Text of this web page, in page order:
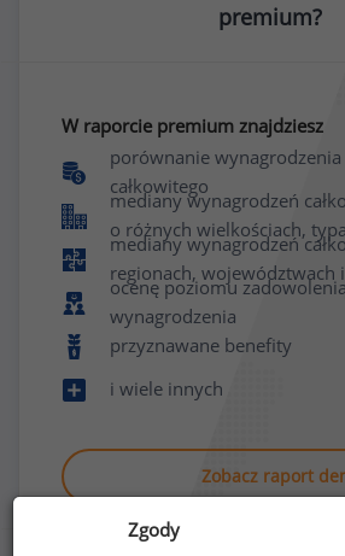
premium?
W raporcie premium znajdziesz
porównanie
całkowitego
mediany wynagrodzeń
o różnych wielkościach,
mediany wynagrodzeń
regionach, województwach
ocenę poziomu
wynagrodzenia
przyznawane benefity
i wiele innych
Zobacz raport
Zgody